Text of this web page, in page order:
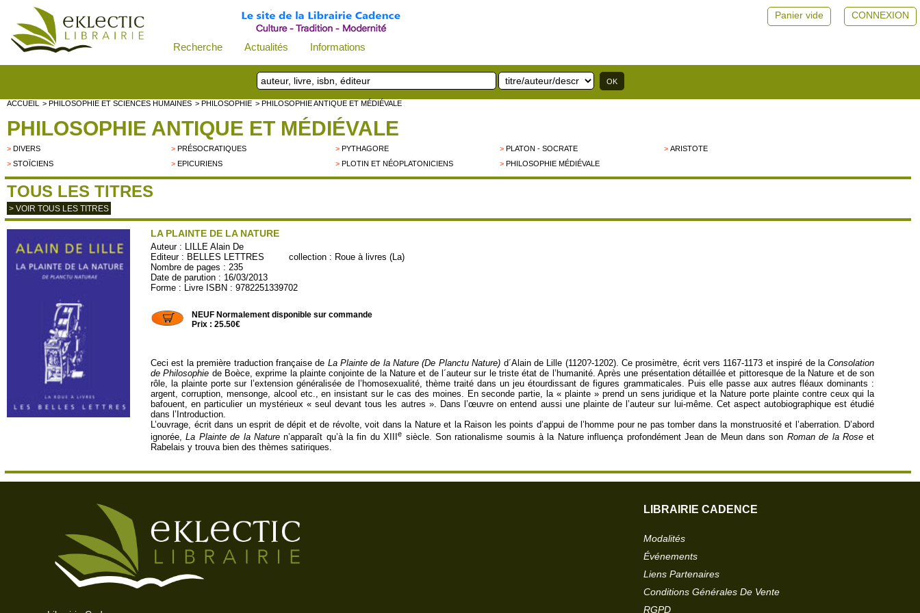
Recherche Actualités Informations
CONNEXION
Panier vide
ACCUEIL > PHILOSOPHIE ET SCIENCES HUMAINES > PHILOSOPHIE > PHILOSOPHIE ANTIQUE ET MÉDIÉVALE
PHILOSOPHIE ANTIQUE ET MÉDIÉVALE
> DIVERS >PRÉSOCRATIQUES >PYTHAGORE >PLATON - SOCRATE >ARISTOTE
> STOÏCIENS >EPICURIENS >PLOTIN ET NÉOPLATONICIENS >PHILOSOPHIE MÉDIÉVALE
TOUS LES TITRES
> VOIR TOUS LES TITRES
LA PLAINTE DE LA NATURE
Auteur : LILLE Alain De
Editeur : BELLES LETTRES collection : Roue à livres (La)
Nombre de pages : 235
Date de parution : 16/03/2013
Forme : Livre ISBN : 9782251339702
NEUF Normalement disponible sur commande
Prix : 25.50€
Ceci est la première traduction française de La Plainte de la Nature (De Planctu Nature) d´Alain de Lille (1120?-1202). Ce prosimètre, écrit vers 1167-1173 et inspiré de laConsolation
de Philosophie de Boèce, exprime la plainte conjointe de la Nature et de l´auteur sur le triste état de l’humanité. Après une présentation détaillée et pittoresque de la Nature et de son
rôle, la plainte porte sur l’extension généralisée de l’homosexualité, thème traité dans un jeu étourdissant de figures grammaticales. Puis elle passe aux autres fléaux dominants :
argent, corruption, mensonge, alcool etc., en insistant sur le cas des moines. En seconde partie, la « plainte » prend un sens juridique et la Nature porte plainte contre ceux qui la
bafouent, en particulier un mystérieux « seul devant tous les autres ». Dans l’œuvre on entend aussi une plainte de l’auteur sur lui-même. Cet aspect autobiographique est étudié
dans l’Introduction.
L’ouvrage, écrit dans un esprit de dépit et de révolte, voit dans la Nature et la Raison les points d’appui de l’homme pour ne pas tomber dans la monstruosité et l’aberration. D’abord
ignorée,La Plainte de la Naturen’apparaît qu’à la fin du XIIIe siècle. Son rationalisme soumis à la Nature influença profondément Jean de Meun dans son Roman de la Roseet
Rabelais y trouva bien des thèmes satiriques.
LIBRAIRIE CADENCE
Modalités
Événements
Liens Partenaires
Conditions Générales De Vente
RGPD